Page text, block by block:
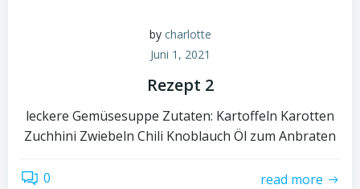
by charlotte
Juni 1, 2021
Rezept 2
leckere Gemüsesuppe Zutaten: Kartoffeln Karotten
Zuchhini Zwiebeln Chili Knoblauch Öl zum Anbraten
0 read more